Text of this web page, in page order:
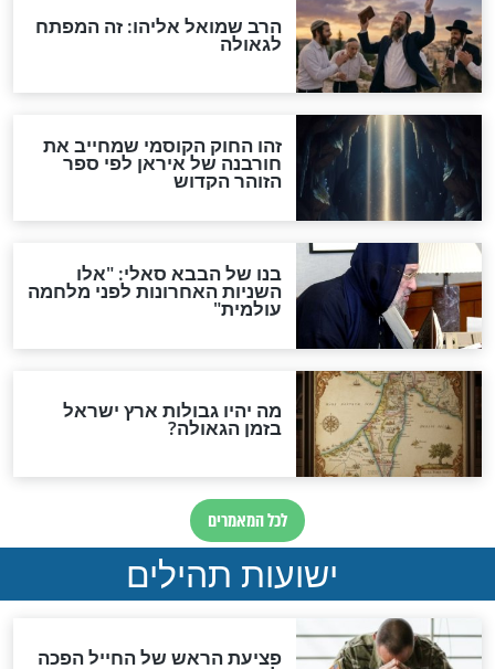
והכחשה גדולה מאוד של
האמונה"
האם לאחר בוא המשיח יהיה
אפשר לחזור בתשובה?
לכל המאמרים
להמתקת הדינים וביטול
גזרות